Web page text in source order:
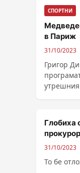
СПОРТНИ
в Париж
31/10/2023
Григор
Глобиха
31/10/2023
То бе